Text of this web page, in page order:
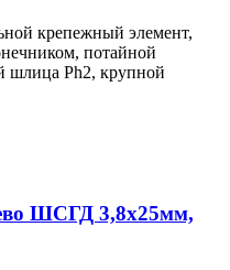
крепежный элемент,
потайной
шлица Ph2, крупной
ШСГД 3,8х25мм,